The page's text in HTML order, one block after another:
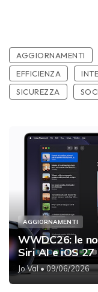
AGGIORNAMENTI
EFFICIENZA
SICUREZZA
AGGIORNAMENTI
WWDC26: le
Siri AI e iOS 27
Jo Val• 09/06/2026